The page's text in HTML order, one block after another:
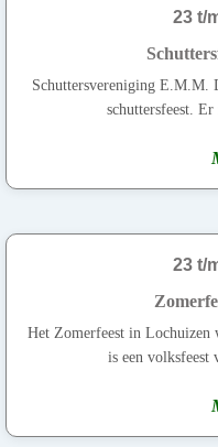
23 t/
Schuttersvereniging E.M.M.
schuttersfeest.
23 t/
Het Zomerfeest in Lochuizen
is een volksfeest